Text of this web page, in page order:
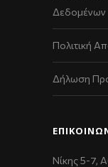
Δεδομένων
Πολιτική
Δήλωση
Νίκης 5-7,